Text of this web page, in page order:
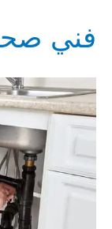
فني صحي